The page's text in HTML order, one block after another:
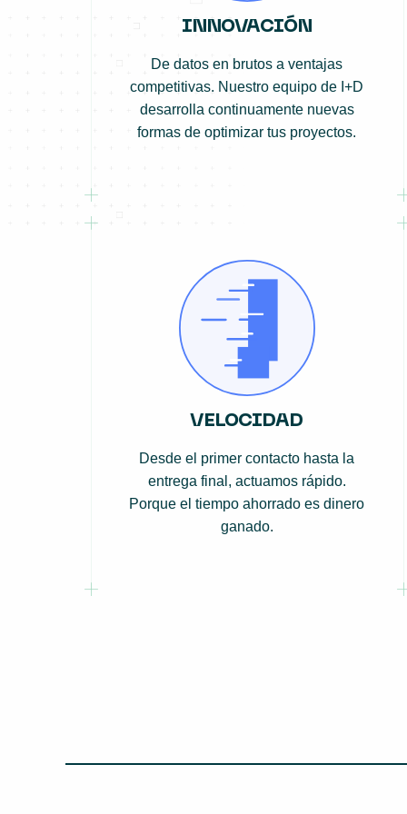
INNOVACIÓN
De datos en brutos a ventajas
competitivas. Nuestro equipo de I+D
desarrolla continuamente nuevas
formas de optimizar tus proyectos.
VELOCIDAD
Desde el primer contacto hasta la
entrega final, actuamos rápido.
Porque el tiempo ahorrado es dinero
ganado.